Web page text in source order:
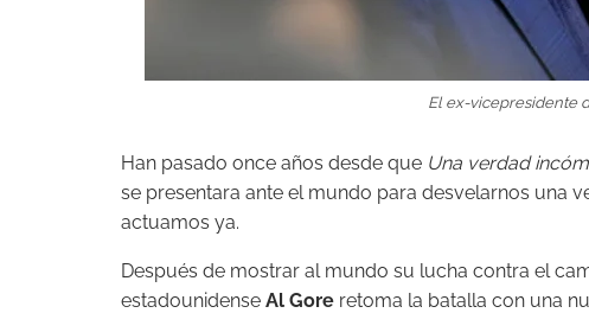
El ex-vicepresidente
Han pasado once años desde que Una verdad
se presentara ante el mundo para desvelarnos una
actuamos ya.
Después de mostrar al mundo su lucha contra el
estadounidense Al Gore retoma la batalla con una